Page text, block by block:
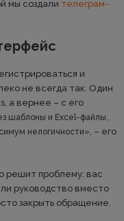
мы создали телеграм-
и
не всегда так. Один
а вернее – с его
шаблоны и Excel-файлы,
нелогичности», – его
решит проблему: вас
руководство вместо
закрыть обращение.